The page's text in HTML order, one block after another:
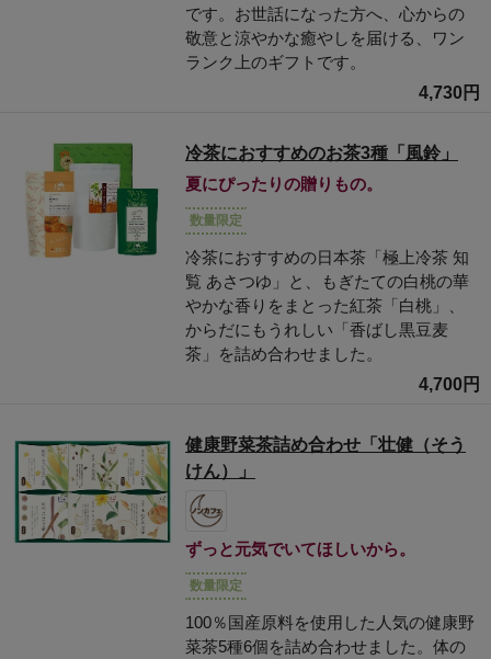
です。お世話になった方へ、心からの
敬意と涼やかな癒やしを届ける、ワン
ランク上のギフトです。
4,730円
冷茶におすすめのお茶3種「風鈴」
夏にぴったりの贈りもの。
数量限定
冷茶におすすめの日本茶「極上冷茶 知
覧 あさつゆ」と、もぎたての白桃の華
やかな香りをまとった紅茶「白桃」、
からだにもうれしい「香ばし黒豆麦
茶」を詰め合わせました。
4,700円
健康野菜茶詰め合わせ「壮健（そう
けん）」
ずっと元気でいてほしいから。
数量限定
100％国産原料を使用した人気の健康野
菜茶5種6個を詰め合わせました。体の